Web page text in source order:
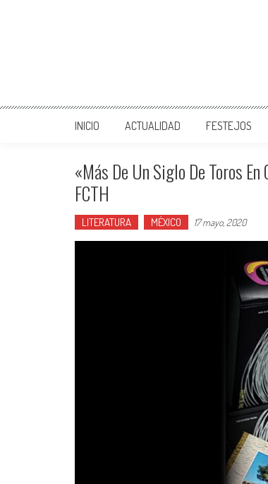
INICIO ACTUALIDAD FESTEJOS
«Más De Un Siglo De Toros
FCTH
LITERATURA MÉXICO 17 mayo, 2020